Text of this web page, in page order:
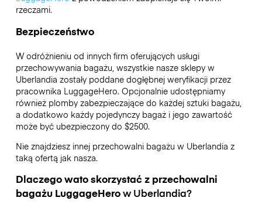
rzeczami.
Bezpieczeństwo
W odróżnieniu od innych firm oferujących usługi
przechowywania bagażu, wszystkie nasze sklepy w
Uberlandia zostały poddane dogłębnej weryfikacji przez
pracownika LuggageHero. Opcjonalnie udostępniamy
również plomby zabezpieczające do każdej sztuki bagażu,
a dodatkowo każdy pojedynczy bagaż i jego zawartość
może być ubezpieczony do $2500.
Nie znajdziesz innej przechowalni bagażu w Uberlandia z
taką ofertą jak nasza.
Dlaczego wato skorzystać z przechowalni
bagażu LuggageHerow Uberlandia?